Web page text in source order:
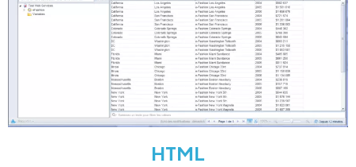
HTML